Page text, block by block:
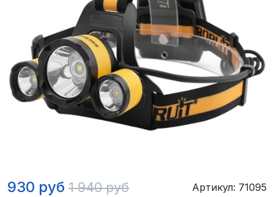
930 руб 1 940 руб Артикул: 71095